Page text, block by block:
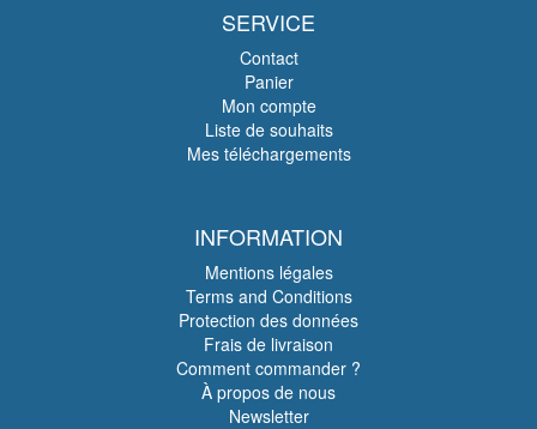
SERVICE
Contact
Panier
Mon compte
Liste de souhaits
Mes téléchargements
INFORMATION
Mentions légales
Terms and Conditions
Protection des données
Frais de livraison
Comment commander ?
À propos de nous
Newsletter